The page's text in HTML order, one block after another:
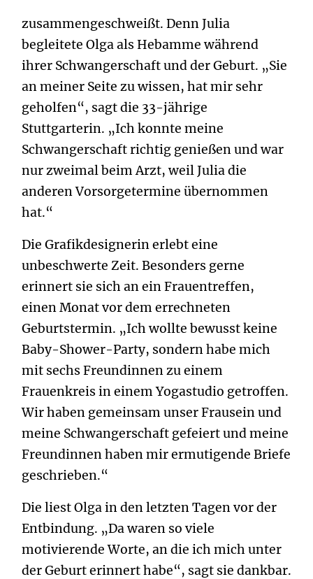
zusammengeschweißt. Denn Julia
begleitete Olga als Hebamme während
ihrer Schwangerschaft und der Geburt. „Sie
an meiner Seite zu wissen, hat mir sehr
geholfen“, sagt die 33-jährige
Stuttgarterin. „Ich konnte meine
Schwangerschaft richtig genießen und war
nur zweimal beim Arzt, weil Julia die
anderen Vorsorgetermine übernommen
hat.“
Die Grafikdesignerin erlebt eine
unbeschwerte Zeit. Besonders gerne
erinnert sie sich an ein Frauentreffen,
einen Monat vor dem errechneten
Geburtstermin. „Ich wollte bewusst keine
Baby-Shower-Party, sondern habe mich
mit sechs Freundinnen zu einem
Frauenkreis in einem Yogastudio getroffen.
Wir haben gemeinsam unser Frausein und
meine Schwangerschaft gefeiert und meine
Freundinnen haben mir ermutigende Briefe
geschrieben.“
Die liest Olga in den letzten Tagen vor der
Entbindung. „Da waren so viele
motivierende Worte, an die ich mich unter
der Geburt erinnert habe“, sagt sie dankbar.